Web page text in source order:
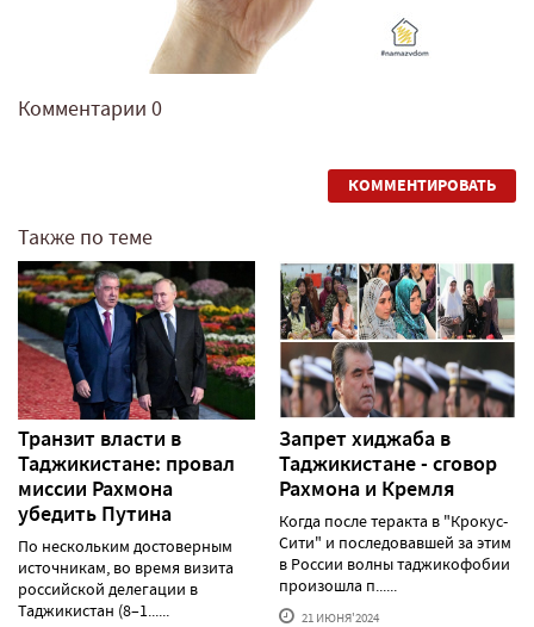
Комментарии 0
КОММЕНТИРОВАТЬ
Также по теме
Транзит власти в
Таджикистане: провал
миссии Рахмона
убедить Путина
По нескольким достоверным
источникам, во время визита
российской делегации в
Таджикистан (8–1......
Запрет хиджаба в
Таджикистане - сговор
Рахмона и Кремля
Когда после теракта в "Крокус-
Сити" и последовавшей за этим
в России волны таджикофобии
произошла п......
21 ИЮНЯ'2024